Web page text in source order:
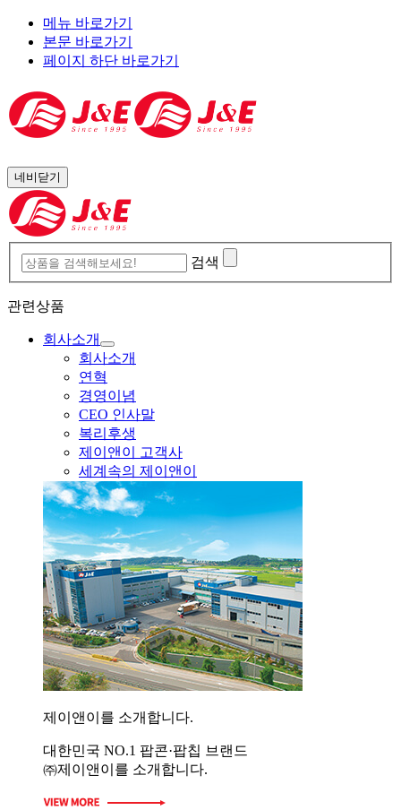
메뉴 바로가기
본문 바로가기
페이지 하단 바로가기
네비닫기
검색
관련상품
회사소개
회사소개
연혁
경영이념
CEO 인사말
복리후생
제이앤이 고객사
세계속의 제이앤이
제이앤이를 소개합니다.
대한민국 NO.1 팝콘·팝칩 브랜드
㈜제이앤이를 소개합니다.